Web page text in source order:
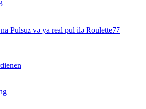
Pulsuz və ya real pul ilə Roulette77